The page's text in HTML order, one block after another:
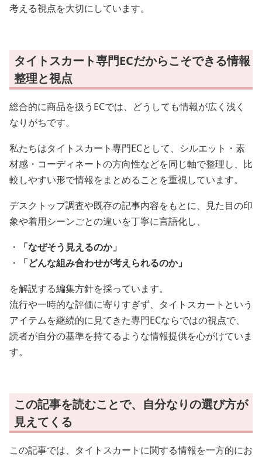
考える視点を大切にしています。
タイトスカート専門ECだからこそできる情報
整理と視点
総合的に商品を扱うECでは、どうしても情報が広く浅く
なりがちです。
私たちはタイトスカート専門ECとして、シルエット・素
材感・コーディネートの方向性などを同じ軸で整理し、比
較しやすい形で情報をまとめることを重視しています。
デスクトップ調査や既存の記事内容をもとに、見た目の印
象や着用シーンごとの違いを丁寧に言語化し、
・
「なぜそう見えるのか」
・
「どんな組み合わせが考えられるのか」
を解説する編集方針を採っています。
流行や一時的な評価に寄りすぎず、タイトスカートという
アイテムを継続的に見てきた専門ECならではの視点で、
読者が自分の基準を持てるような情報提供を心がけていま
す。
この記事を読むことで、自分なりの選び方が
見えてくる
この記事では、タイトスカートに関する情報を一方的にお